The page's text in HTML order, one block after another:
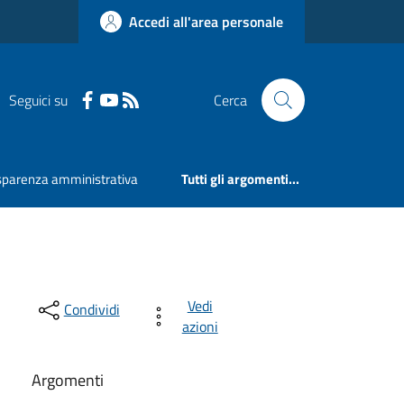
Accedi all'area personale
Seguici su Cerca
amministrativa Tutti gli argomenti...
Condividi
Vedi
azioni
Argomenti